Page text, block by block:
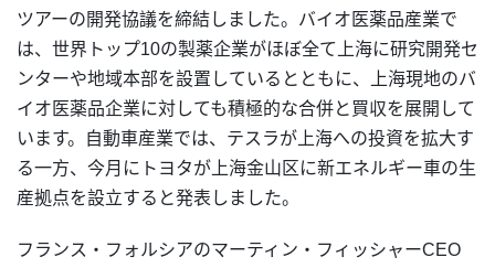
ツアーの開発協議を締結しました。バイオ医薬品産業で
は、世界トップ10の製薬企業がほぼ全て上海に研究開発セ
ンターや地域本部を設置しているとともに、上海現地のバ
イオ医薬品企業に対しても積極的な合併と買収を展開して
います。自動車産業では、テスラが上海への投資を拡大す
る一方、今月にトヨタが上海金山区に新エネルギー車の生
産拠点を設立すると発表しました。
フランス・フォルシアのマーティン・フィッシャーCEO